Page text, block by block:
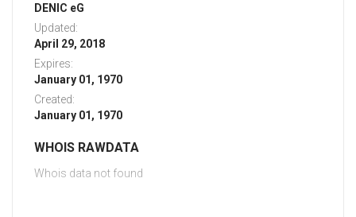
DENIC eG
Updated:
April 29, 2018
Expires:
January 01, 1970
Created:
January 01, 1970
WHOIS RAWDATA
Whois data not found